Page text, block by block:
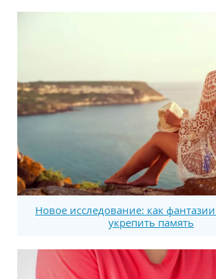
Новое исследование: как
укрепить память